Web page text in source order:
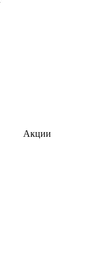
Акции